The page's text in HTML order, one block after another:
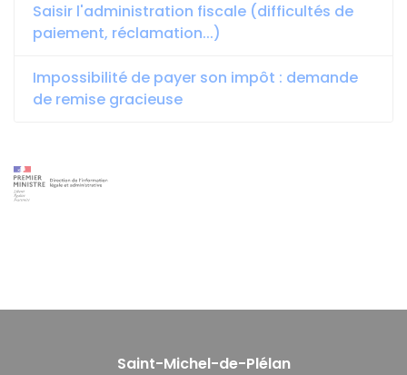
Saisir l'administration fiscale (difficultés de
paiement, réclamation...)
Impossibilité de payer son impôt : demande
de remise gracieuse
Saint-Michel-de-Plélan